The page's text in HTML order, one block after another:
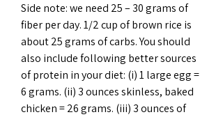
Side note: we need 25 – 30 grams of
fiber per day. 1/2 cup of brown rice is
about 25 grams of carbs. You should
also include following better sources
of protein in your diet: (i) 1 large egg =
6 grams. (ii) 3 ounces skinless, baked
chicken = 26 grams. (iii) 3 ounces of